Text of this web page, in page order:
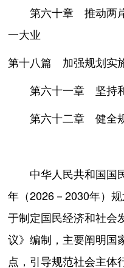
第六十章 推动两岸
一大业
第十八篇 加强规划实
第六十一章 坚持和
第六十二章 健全规
中华人民共和国国民
年（2026－2030年）
于制定国民经济和社会
议》编制，主要阐明国
点，引导规范社会主体